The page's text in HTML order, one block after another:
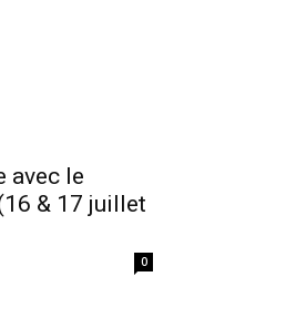
avec le
& 17 juillet
0